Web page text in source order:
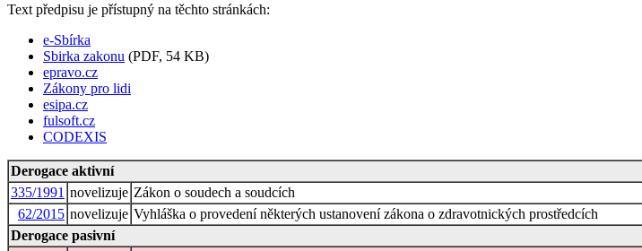
Text předpisu je přístupný na těchto stránkách:
e-Sbírka
Sbirka zakonu (PDF, 54 KB)
epravo.cz
Zákony pro lidi
esipa.cz
fulsoft.cz
CODEXIS
Derogace aktivní
335/1991 novelizuje Zákon o soudech a soudcích
62/2015 novelizuje Vyhláška o provedení některých ustanovení zákona o zdravotnických prostředcích
Derogace pasivní